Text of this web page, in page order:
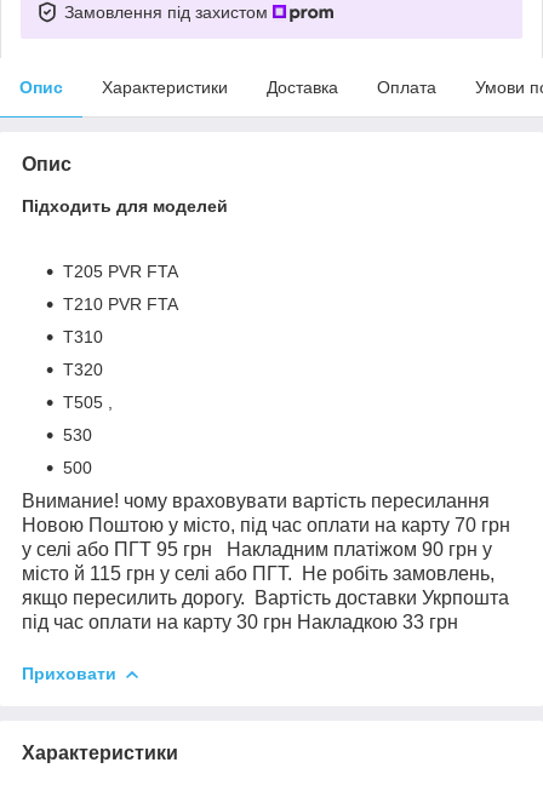
Замовлення під захистом
Опис Характеристики Доставка Оплата Умови
Опис
Підходить для моделей
T205 PVR FTA
T210 PVR FTA
T310
T320
T505 ,
530
500
Внимание! чому враховувати вартість пересилання
Новою Поштою у місто, під час оплати на карту 70 грн
у селі або ПГТ 95 грн Накладним платіжом 90 грн у
місто й 115 грн у селі або ПГТ. Не робіть замовлень,
якщо пересилить дорогу. Вартість доставки Укрпошта
під час оплати на карту 30 грн Накладкою 33 грн
Приховати
Характеристики